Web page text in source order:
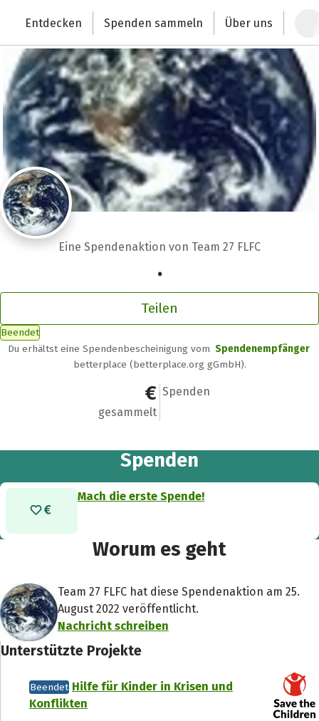
Deutschlands größte Spendenplattform
Entdecken Spenden sammeln Über uns
Eine Spendenaktion von Team 27 FLFC
.
Teilen
Beendet
Du erhältst eine Spendenbescheinigung vom Spendenempfänger
betterplace (betterplace.org gGmbH).
Schließen
0 €
gesammelt
0
Spenden
Spenden
Mach die erste Spende!
Worum es geht
Team 27 FLFC hat diese Spendenaktion am 25.
August 2022 veröffentlicht.
Nachricht schreiben
Unterstützte Projekte
Beendet Hilfe für Kinder in Krisen und
Konflikten